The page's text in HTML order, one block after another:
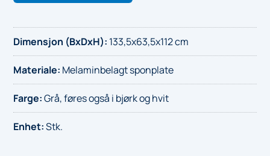
Dimensjon (BxDxH): 133,5x63,5x112 cm
Materiale: Melaminbelagt sponplate
Farge:Grå, føres også i bjørk og hvit
Enhet:Stk.